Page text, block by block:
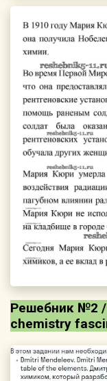
Решебник №2 /
chemistry